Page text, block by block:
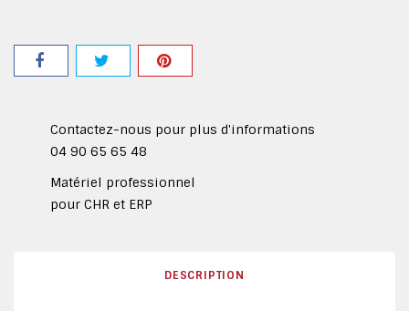
Contactez-nous pour plus d'informations
04 90 65 65 48
Matériel professionnel
pour CHR et ERP
DESCRIPTION